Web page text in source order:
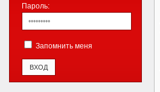
Пароль:
Запомнить меня